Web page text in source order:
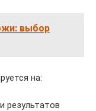
выбор
на:
результатов